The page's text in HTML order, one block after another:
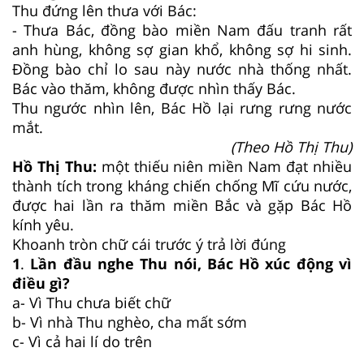
Thu đứng lên thưa với Bác:
- Thưa Bác, đồng bào miền Nam đấu tranh rất
anh hùng, không sợ gian khổ, không sợ hi sinh.
Đồng bào chỉ lo sau này nước nhà thống nhất.
Bác vào thăm, không được nhìn thấy Bác.
Thu ngước nhìn lên, Bác Hồ lại rưng rưng nước
mắt.
(Theo Hồ Thị Thu)
Hồ Thị Thu: một thiếu niên miền Nam đạt nhiều
thành tích trong kháng chiến chống Mĩ cứu nước,
được hai lần ra thăm miền Bắc và gặp Bác Hồ
kính yêu.
Khoanh tròn chữ cái trước ý trả lời đúng
1. Lần đầu nghe Thu nói, Bác Hồ xúc động vì
điều gì?
a- Vì Thu chưa biết chữ
b- Vì nhà Thu nghèo, cha mất sớm
c- Vì cả hai lí do trên